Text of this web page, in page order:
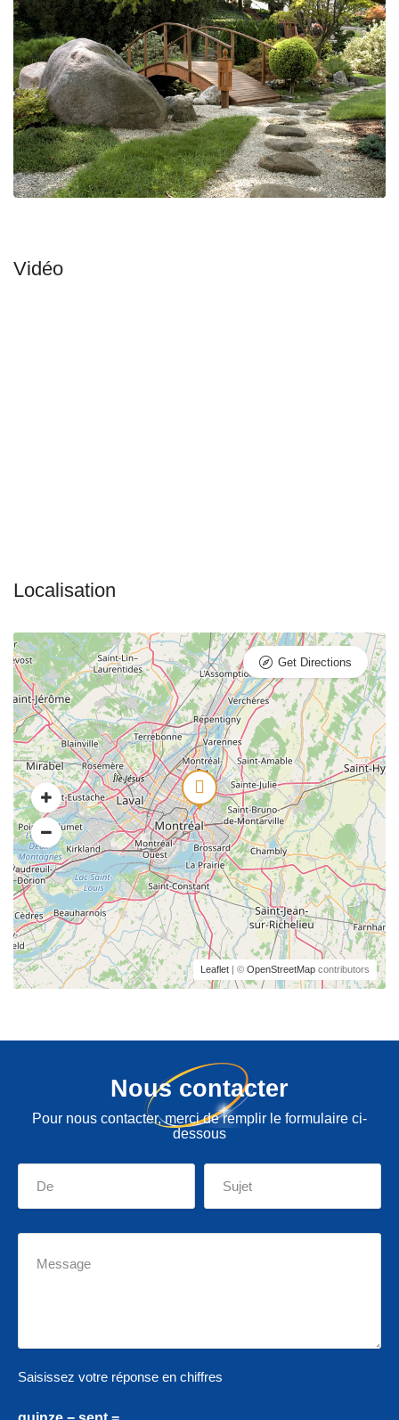
Leaflet | © OpenStreetMap contributors
Get Directions
Nous contacter
Pour nous contacter, merci de remplir le formulaire ci-
dessous
Saisissez votre réponse en chiffres